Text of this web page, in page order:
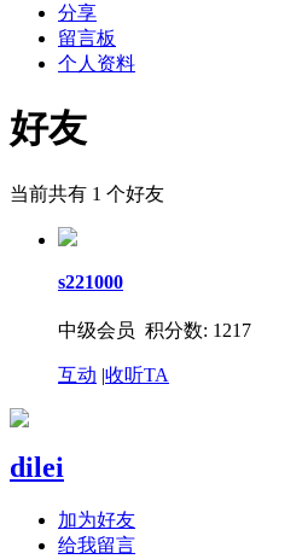
分享
留言板
个人资料
好友
当前共有 1 个好友
s221000
中级会员 积分数: 1217
互动 |收听TA
dilei
加为好友
给我留言